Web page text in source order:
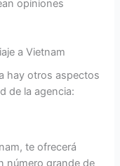
opiniones
a Vietnam
hay otros aspectos
de la agencia:
te ofrecerá